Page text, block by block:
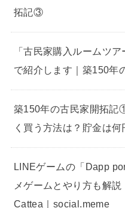
拓記③
「古民家購入ルームツ
で紹介します｜築150年
築150年の古民家開拓記
く買う方法は？貯金は何
LINEゲームの「Dapp
メゲームとやり方も解説
Cattea｜social.meme